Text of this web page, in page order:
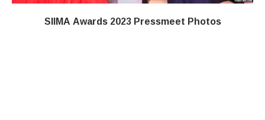
SIIMA Awards 2023 Pressmeet Photos